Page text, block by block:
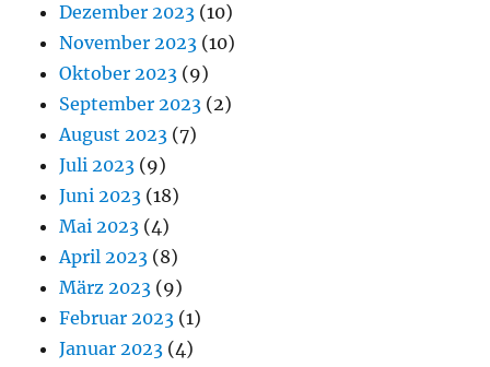
Dezember 2023 (10)
November 2023 (10)
Oktober 2023 (9)
September 2023 (2)
August 2023 (7)
Juli 2023 (9)
Juni 2023 (18)
Mai 2023 (4)
April 2023 (8)
März 2023 (9)
Februar 2023 (1)
Januar 2023 (4)